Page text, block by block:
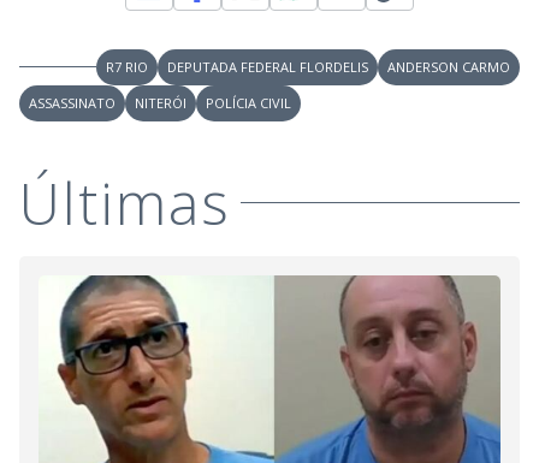
R7 RIO DEPUTADA FEDERAL FLORDELIS
ANDERSON CARMO
ASSASSINATO
NITERÓI POLÍCIA CIVIL
Últimas